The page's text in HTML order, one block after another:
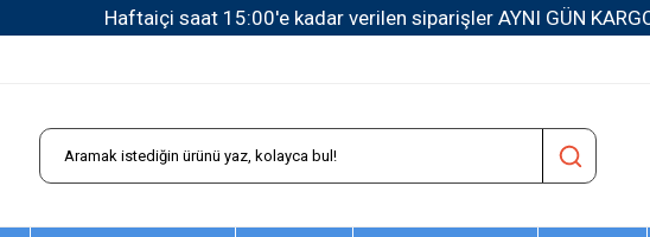
1500 TL ve Üzeri Kargo Ücretsiz!